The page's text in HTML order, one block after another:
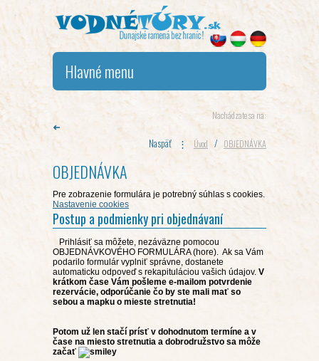
Hlavné menu
Nachádzate sa na:
➜
Naspäť
⋮ Úvod / OBJEDNÁVKA
OBJEDNÁVKA
Pre zobrazenie formulára je potrebný súhlas s cookies.
Nastavenie cookies
Postup a podmienky pri objednávaní
Prihlásiť sa môžete, nezáväzne pomocou
OBJEDNÁVKOVÉHO FORMULÁRA (hore). Ak sa Vám
podarilo formulár vyplniť správne, dostanete
automaticku odpoveď s rekapituláciou vašich údajov. V
krátkom čase Vám pošleme e-mailom potvrdenie
rezervácie, odporúčanie čo by ste mali mať so
sebou a mapku o mieste stretnutia!
Potom už len stačí prísť v dohodnutom termíne a v
čase na miesto stretnutia a dobrodružstvo sa môže
začať